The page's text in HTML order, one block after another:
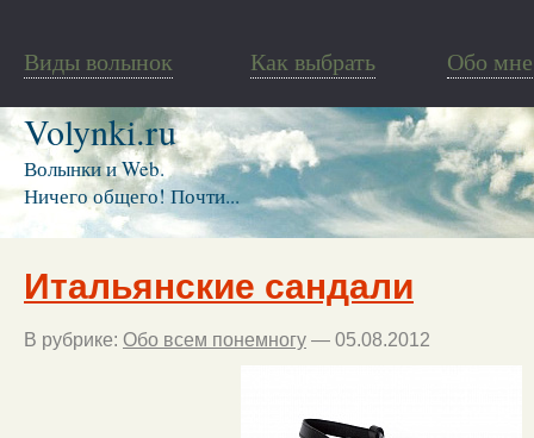
Виды волынок Как выбрать Обо мне
Volynki.ru
Волынки и Web.
Ничего общего! Почти...
Итальянские сандали
В рубрике: Обо всем понемногу — 05.08.2012